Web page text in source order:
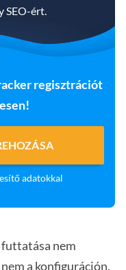
SEO-ért.
regisztrációt
adatokkal
nem
a konfiguráción,